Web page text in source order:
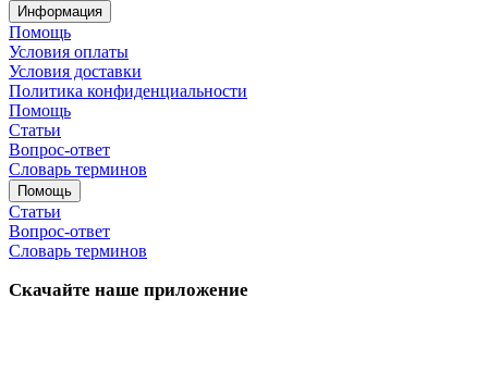
Информация
Помощь
Условия оплаты
Условия доставки
Политика конфиденциальности
Помощь
Статьи
Вопрос-ответ
Словарь терминов
Помощь
Статьи
Вопрос-ответ
Словарь терминов
Скачайте наше приложение